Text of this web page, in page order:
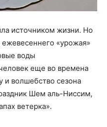
источником жизни. Но
«урожая»
воды
еще во времена
и волшебство сезона
Шем аль-Ниссим,
ветерка».